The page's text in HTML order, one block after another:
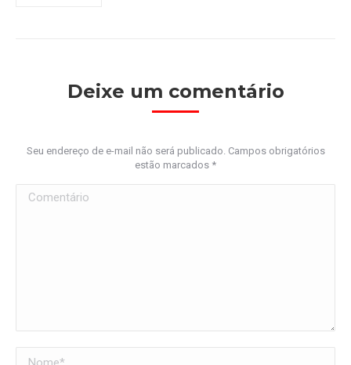
Deixe um comentário
Seu endereço de e-mail não será publicado. Campos obrigatórios
estão marcados *
Comentário
Nome *